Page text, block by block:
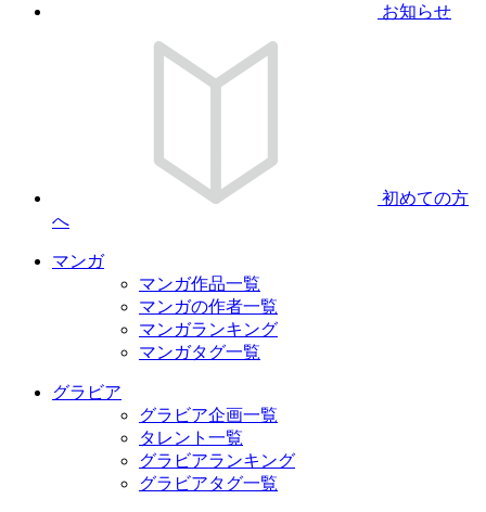
お知らせ
初めての方
へ
マンガ
マンガ作品一覧
マンガの作者一覧
マンガランキング
マンガタグ一覧
グラビア
グラビア企画一覧
タレント一覧
グラビアランキング
グラビアタグ一覧